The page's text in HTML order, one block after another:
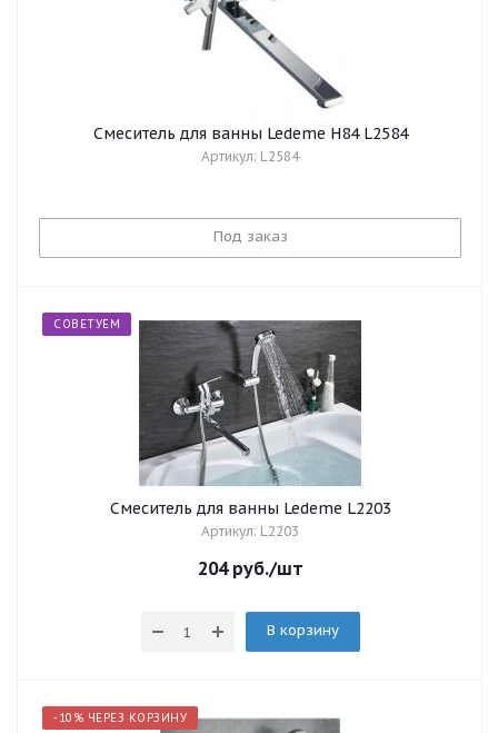
Смеситель для ванны Ledeme H84 L2584
Артикул: L2584
Под заказ
СОВЕТУЕМ
Смеситель для ванны Ledeme L2203
Артикул: L2203
204руб./шт
В корзину
-10% ЧЕРЕЗ КОРЗИНУ